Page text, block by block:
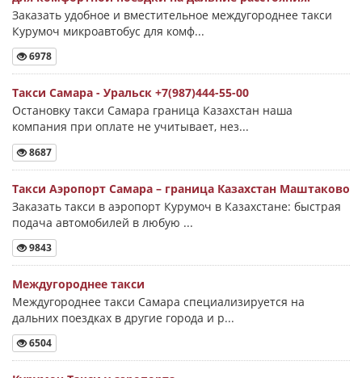
Заказать удобное и вместительное междугороднее такси
Курумоч микроавтобус для комф...
6978
Такси Самара - Уральск +7(987)444-55-00
Остановку такси Самара граница Казахстан наша
компания при оплате не учитывает, нез...
8687
Такси Аэропорт Самара – граница Казахстан Маштаково
Заказать такси в аэропорт Курумоч в Казахстане: быстрая
подача автомобилей в любую ...
9843
Междугороднее такси
Междугороднее такси Самара специализируется на
дальних поездках в другие города и р...
6504